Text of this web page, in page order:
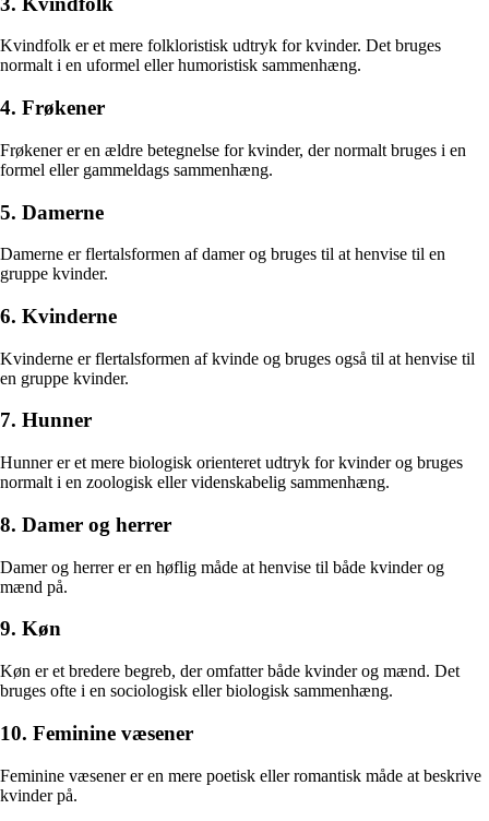
Kvindfolk er et mere folkloristisk udtryk for kvinder. Det bruges
normalt i en uformel eller humoristisk sammenhæng.
4. Frøkener
Frøkener er en ældre betegnelse for kvinder, der normalt bruges i en
formel eller gammeldags sammenhæng.
5. Damerne
Damerne er flertalsformen af damer og bruges til at henvise til en
gruppe kvinder.
6. Kvinderne
Kvinderne er flertalsformen af kvinde og bruges også til at henvise til
en gruppe kvinder.
7. Hunner
Hunner er et mere biologisk orienteret udtryk for kvinder og bruges
normalt i en zoologisk eller videnskabelig sammenhæng.
8. Damer og herrer
Damer og herrer er en høflig måde at henvise til både kvinder og
mænd på.
9. Køn
Køn er et bredere begreb, der omfatter både kvinder og mænd. Det
bruges ofte i en sociologisk eller biologisk sammenhæng.
10. Feminine væsener
Feminine væsener er en mere poetisk eller romantisk måde at beskrive
kvinder på.